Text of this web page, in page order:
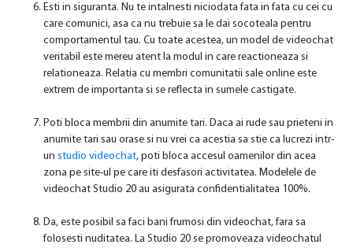
Esti in siguranta. Nu te intalnesti niciodata fata in fata cu cei cu
care comunici, asa ca nu trebuie sa le dai socoteala pentru
comportamentul tau. Cu toate acestea, un model de videochat
veritabil este mereu atent la modul in care reactioneaza si
relationeaza. Relatia cu membri comunitatii sale online este
extrem de importanta si se reflecta in sumele castigate.
Poti bloca membrii din anumite tari. Daca ai rude sau prieteni in
anumite tari sau orase si nu vrei ca acestia sa stie ca lucrezi intr-
un studio videochat, poti bloca accesul oamenilor din acea
zona pe site-ul pe care iti desfasori activitatea. Modelele de
videochat Studio 20 au asigurata confidentialitatea 100%.
Da, este posibil sa faci bani frumosi din videochat, fara sa
folosesti nuditatea. La Studio 20 se promoveaza videochatul